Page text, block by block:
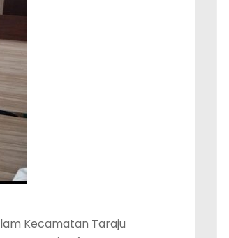
Kecamatan Taraju